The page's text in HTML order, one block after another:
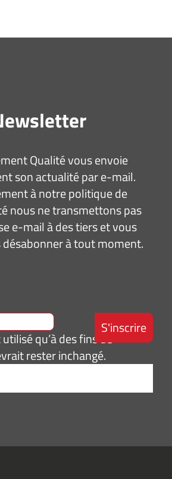
Qualité vous envoie
son actualité par e-mail.
à notre politique de
nous ne transmettons pas
e-mail à des tiers et vous
à tout moment.
qu’à des fins de
rester inchangé.